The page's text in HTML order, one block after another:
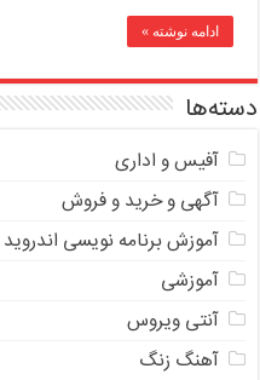
ادامه نوشته »
دسته‌ها
آفیس و اداری
آگهی و خرید و فروش
آموزش برنامه نویسی اندروید
آموزشی
آنتی ویروس
آهنگ زنگ